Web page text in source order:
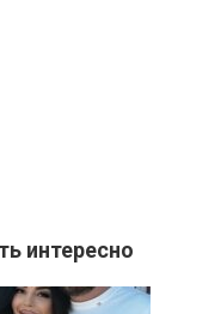
интересно